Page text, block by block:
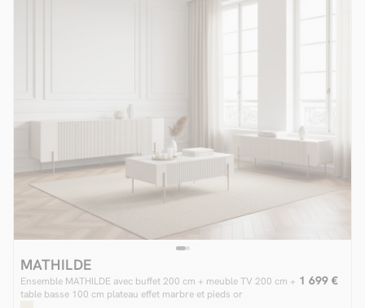
MATHILDE
Ensemble MATHILDE avec buffet 200 cm + meuble TV 200 cm +
table basse 100 cm plateau effet marbre et pieds or
1 699 €